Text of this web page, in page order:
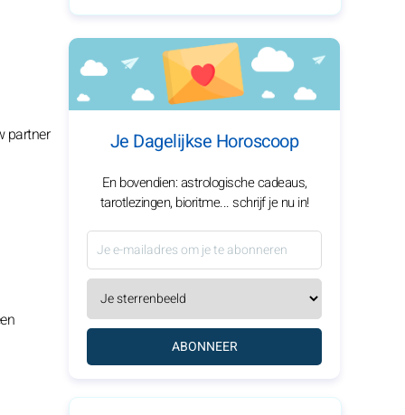
partner
Je Dagelijkse Horoscoop
En bovendien: astrologische cadeaus,
tarotlezingen, bioritme... schrijf je nu in!
ABONNEER